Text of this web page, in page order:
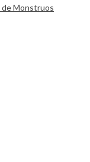
de Monstruos